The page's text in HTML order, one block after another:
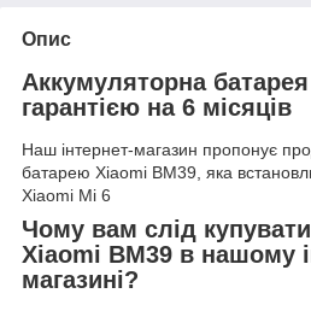
Опис
Аккумуляторна
гарантією на 6 місяців
Наш інтернет-магазин пропонує
батарею Xiaomi BM39, яка
Xiaomi Mi 6
Чому вам слід
Xiaomi BM39 в нашому
магазині?